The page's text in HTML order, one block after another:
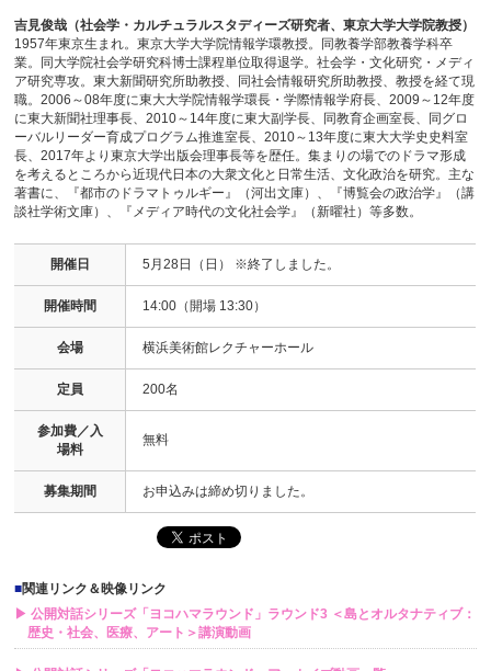
吉見俊哉（社会学・カルチュラルスタディーズ研究者、東京大学大学院教授）
1957年東京生まれ。東京大学大学院情報学環教授。同教養学部教養学科卒
業。同大学院社会学研究科博士課程単位取得退学。社会学・文化研究・メディ
ア研究専攻。東大新聞研究所助教授、同社会情報研究所助教授、教授を経て現
職。2006～08年度に東大大学院情報学環長・学際情報学府長、2009～12年度
に東大新聞社理事長、2010～14年度に東大副学長、同教育企画室長、同グロ
ーバルリーダー育成プログラム推進室長、2010～13年度に東大大学史史料室
長、2017年より東京大学出版会理事長等を歴任。集まりの場でのドラマ形成
を考えるところから近現代日本の大衆文化と日常生活、文化政治を研究。主な
著書に、『都市のドラマトゥルギー』（河出文庫）、『博覧会の政治学』（講
談社学術文庫）、『メディア時代の文化社会学』（新曜社）等多数。
開催日 5月28日（日） ※終了しました。
開催時間 14:00（開場 13:30）
会場 横浜美術館レクチャーホール
定員 200名
参加費／入
場料
無料
募集期間 お申込みは締め切りました。
■関連リンク＆映像リンク
▶ 公開対話シリーズ「ヨコハマラウンド」ラウンド3 ＜島とオルタナティブ：
歴史・社会、医療、アート＞講演動画